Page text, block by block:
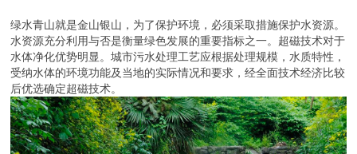
绿水青山就是金山银山，为了保护环境，必须采取措施保护水资源。
水资源充分利用与否是衡量绿色发展的重要指标之一。超磁技术对于
水体净化优势明显。城市污水处理工艺应根据处理规模，水质特性，
受纳水体的环境功能及当地的实际情况和要求，经全面技术经济比较
后优选确定超磁技术。